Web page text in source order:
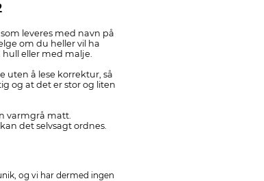
leveres med navn på
om du heller vil ha
eller med malje.
uten å lese korrektur, så
og at det er stor og liten
varmgrå matt.
det selvsagt ordnes.
og vi har dermed ingen